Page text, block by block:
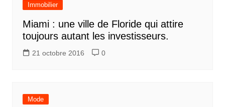
Immobilier
Miami : une ville de Floride qui attire
toujours autant les investisseurs.
21 octobre 2016 0
Mode